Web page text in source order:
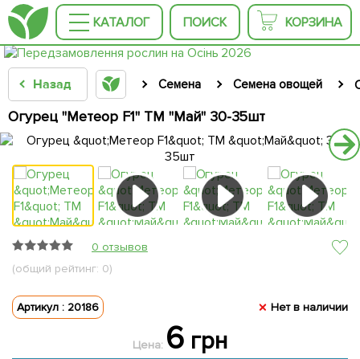
КАТАЛОГ ПОИСК КОРЗИНА
Назад Семена Семена овощей
Огурец "Метеор F1" ТМ "Май" 30-35шт
0 отзывов
(общий рейтинг: 0)
Артикул : 20186 Нет в наличии
Цена: 6 грн